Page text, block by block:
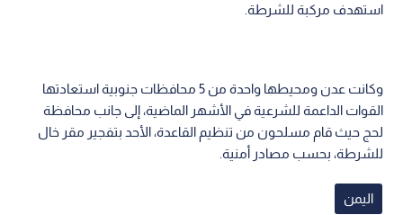
استهدف مركبة للشرطة.
وكانت عدن ومحيطها واحدة من 5 محافظات جنوبية استعادتها
القوات الداعمة للشرعية في الأشهر الماضية، إلى جانب محافظة
لحج حيث قام مسلحون من تنظيم القاعدة، الأحد بتفجير مقر خال
للشرطة، بحسب مصادر أمنية.
اليمن